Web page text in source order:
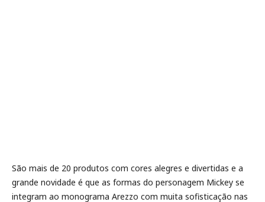
São mais de 20 produtos com cores alegres e divertidas e a
grande novidade é que as formas do personagem Mickey se
integram ao monograma Arezzo com muita sofisticação nas